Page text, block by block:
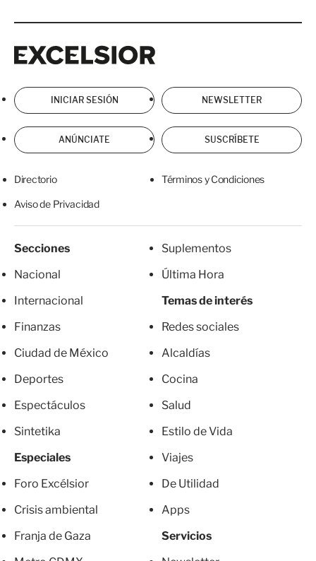
INICIAR SESIÓN NEWSLETTER
ANÚNCIATE SUSCRÍBETE
Directorio Términos y Condiciones
Aviso de Privacidad
Secciones
Nacional
Internacional
Finanzas
Ciudad de México
Deportes
Espectáculos
Sintetika
Especiales
Foro Excélsior
Crisis ambiental
Franja de Gaza
Suplementos
Última Hora
Temas de interés
Redes sociales
Alcaldías
Cocina
Salud
Estilo de Vida
Viajes
De Utilidad
Apps
Servicios